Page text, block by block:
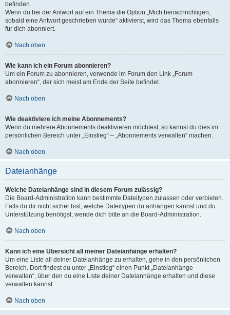
befinden.
Wenn du bei der Antwort auf ein Thema die Option „Mich benachrichtigen,
sobald eine Antwort geschrieben wurde“ aktivierst, wird das Thema ebenfalls
für dich abonniert.
Nach oben
Wie kann ich ein Forum abonnieren?
Um ein Forum zu abonnieren, verwende im Forum den Link „Forum
abonnieren“, der sich meist am Ende der Seite befindet.
Nach oben
Wie deaktiviere ich meine Abonnements?
Wenn du mehrere Abonnements deaktivieren möchtest, so kannst du dies im
persönlichen Bereich unter „Einstieg“ – „Abonnements verwalten“ machen.
Nach oben
Dateianhänge
Welche Dateianhänge sind in diesem Forum zulässig?
Die Board-Administration kann bestimmte Dateitypen zulassen oder verbieten.
Falls du dir nicht sicher bist, welche Dateitypen du anhängen kannst und du
Unterstützung benötigst, wende dich bitte an die Board-Administration.
Nach oben
Kann ich eine Übersicht all meiner Dateianhänge erhalten?
Um eine Liste all deiner Dateianhänge zu erhalten, gehe in den persönlichen
Bereich. Dort findest du unter „Einstieg“ einen Punkt „Dateianhänge
verwalten“, über den du eine Liste deiner Dateianhänge erhalten und diese
verwalten kannst.
Nach oben